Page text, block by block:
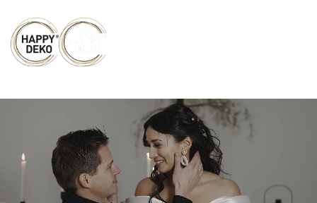
Zum Hauptinhalt springen